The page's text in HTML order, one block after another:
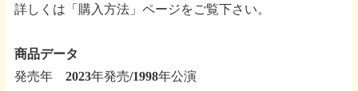
詳しくは「購入方法」ページをご覧下さい。
商品データ
発売年 2023年発売/1998年公演